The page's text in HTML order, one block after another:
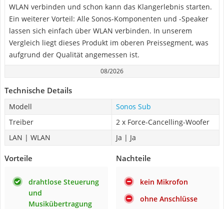
WLAN verbinden und schon kann das Klangerlebnis starten.
Ein weiterer Vorteil: Alle Sonos-Komponenten und -Speaker
lassen sich einfach über WLAN verbinden. In unserem
Vergleich liegt dieses Produkt im oberen Preissegment, was
aufgrund der Qualität angemessen ist.
08/2026
Technische Details
Modell
Sonos Sub
Treiber
2 x Force-Cancelling-Woofer
LAN | WLAN
Ja | Ja
Vorteile
drahtlose Steuerung
und
Musikübertragung
Nachteile
kein Mikrofon
ohne Anschlüsse